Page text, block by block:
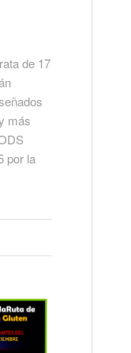
de 17
más
por la